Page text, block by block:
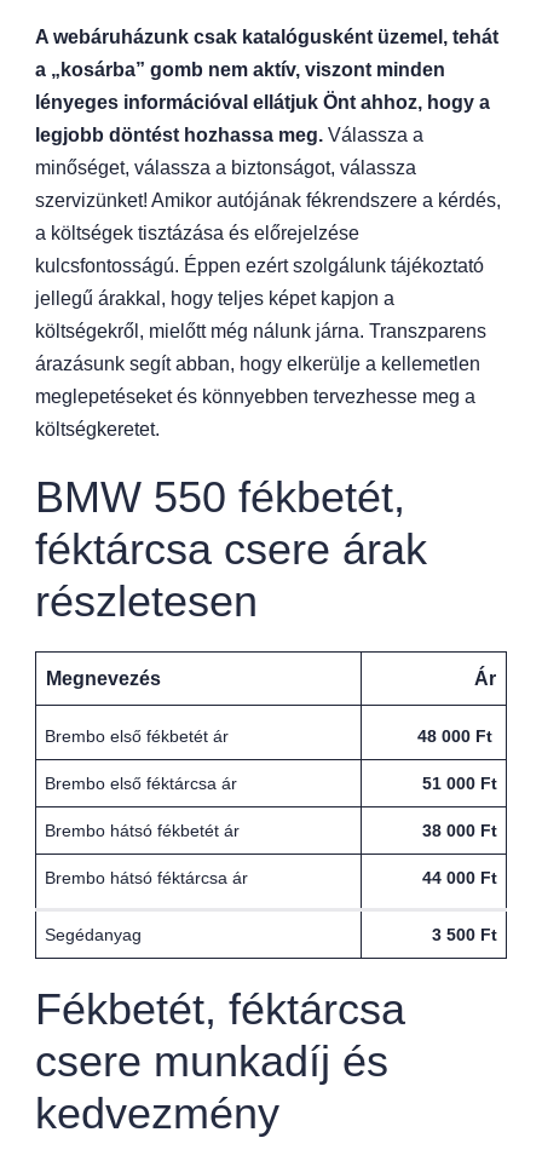
A webáruházunk csak katalógusként üzemel, tehát
a „kosárba” gomb nem aktív, viszont minden
lényeges információval ellátjuk Önt ahhoz, hogy a
legjobb döntést hozhassa meg. Válassza a
minőséget, válassza a biztonságot, válassza
szervizünket! Amikor autójának fékrendszere a kérdés,
a költségek tisztázása és előrejelzése
kulcsfontosságú. Éppen ezért szolgálunk tájékoztató
jellegű árakkal, hogy teljes képet kapjon a
költségekről, mielőtt még nálunk járna. Transzparens
árazásunk segít abban, hogy elkerülje a kellemetlen
meglepetéseket és könnyebben tervezhesse meg a
költségkeretet.
BMW 550 fékbetét,
féktárcsa csere árak
részletesen
Megnevezés Ár
Brembo első fékbetét ár 48 000 Ft
Brembo első féktárcsa ár 51 000 Ft
Brembo hátsó fékbetét ár 38 000 Ft
Brembo hátsó féktárcsa ár 44 000 Ft
Segédanyag 3 500 Ft
Fékbetét, féktárcsa
csere munkadíj és
kedvezmény